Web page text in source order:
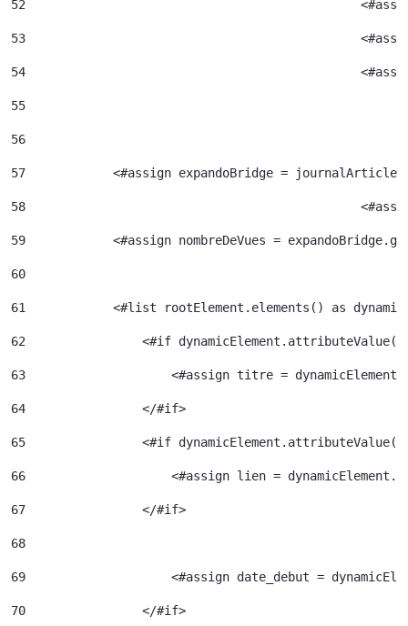
52
53
54
55
56
57
<#assign expandoBridge =
58
59
<#assign nombreDeVues =
60
61
<#list rootElement.elements() as
62
<#if
63
<#assign titre =
64
                </#if>
65
<#if
66
<#assign lien =
67
                </#if>
68
69
<#assign date_debut =
70
                </#if>